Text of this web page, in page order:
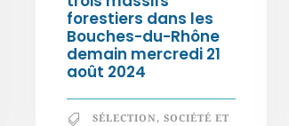
forestiers dans les
Bouches-du-Rhône
demain mercredi 21
août 2024
SÉLECTION, SOCIÉTÉ ET